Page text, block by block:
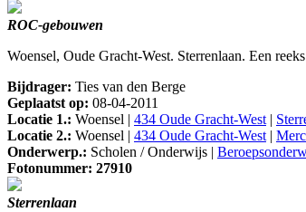
ROC-gebouwen
Woensel, Oude Gracht-West. Sterrenlaan. Een
Bijdrager: Ties van den Berge
Geplaatst op: 08-04-2011
Locatie 1.: Woensel | 434 Oude Gracht-West|
Locatie 2.: Woensel | 434 Oude Gracht-West|
Onderwerp.: Scholen / Onderwijs |
Fotonummer: 27910
Sterrenlaan